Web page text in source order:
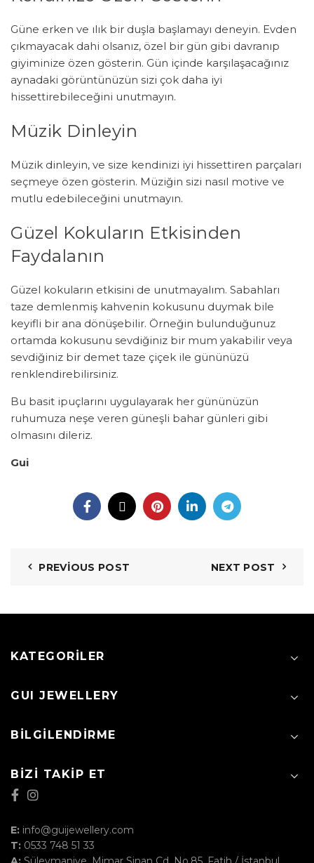
Güne erken ve ılık bir duşla başlamayı deneyin. Evden
çıkmayacak dahi olsanız, özel bir gün gibi davranıp
giyiminize özen gösterin. Gün içinde karşılaşacağınız
aynadaki görüntünüzün sizi çok daha iyi
hissettirebileceğini unutmayın.
Müzik Dinleyin
Müzik dinleyin, ve size kendinizi iyi hissettiren parçaları
seçmeye özen gösterin. Müziğin sizi nasıl motive ve
mutlu edebileceğini unutmayın.
Güzel Kokuların Etkisinden
Faydalanın
Güzel kokuların etkisini de unutmayalım. Sabahları
taze demlenmiş kahvenin kokusunu duymak bile
keyifli bir ana dönüşebilir. Örneğin bulunduğunuz
ortamda kokusunu sevdiğiniz bir mum yakabilir veya
sevdiğiniz bir demet taze çiçek ile gününüzü
renklendirebilirsiniz.
Bu basit ipuçlarını uygulayarak her gününüzün
ruhumuza neşe veren güneşli bahar günleri gibi
olmasını dileriz.
Gui
PREVIOUS POST NEXT POST
KATEGORILER
GUI JEWELLERY
BILGILENDIRME
BIZI TAKIP ET
E: info@guijewellery.com
T: 0533 748 51 33